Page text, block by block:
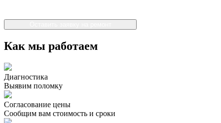
Как мы работаем
Диагностика
Выявим поломку
Согласование цены
Сообщим вам стоимость и сроки